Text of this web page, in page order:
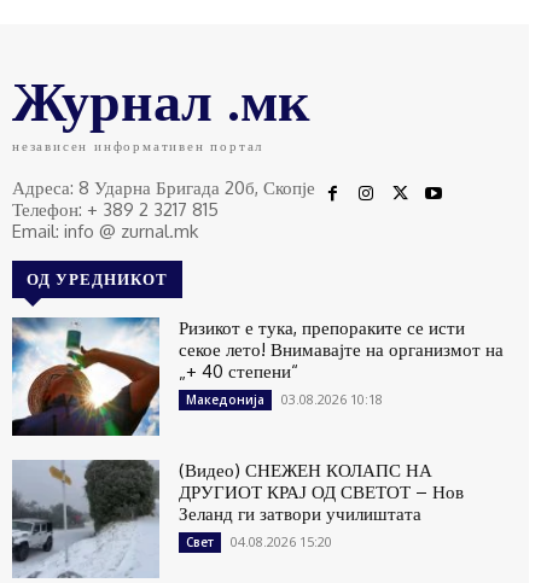
Журнал .мк
независен информативен портал
Адреса: 8 Ударна Бригада 20б, Скопје
Телефон: + 389 2 3217 815
Email: info @ zurnal.mk
ОД УРЕДНИКОТ
Ризикот е тука, препораките се исти
секое лето! Внимавајте на организмот на
„+ 40 степени“
Македонија 03.08.2026 10:18
(Видео) СНЕЖЕН КОЛАПС НА
ДРУГИОТ КРАЈ ОД СВЕТОТ – Нов
Зеланд ги затвори училиштата
Свет 04.08.2026 15:20